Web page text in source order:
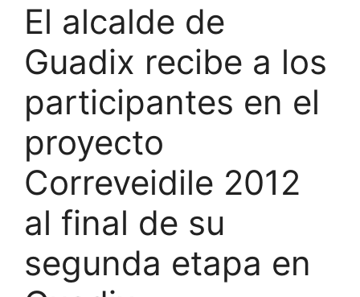
El alcalde de
Guadix recibe a los
participantes en el
proyecto
Correveidile 2012
al final de su
segunda etapa en